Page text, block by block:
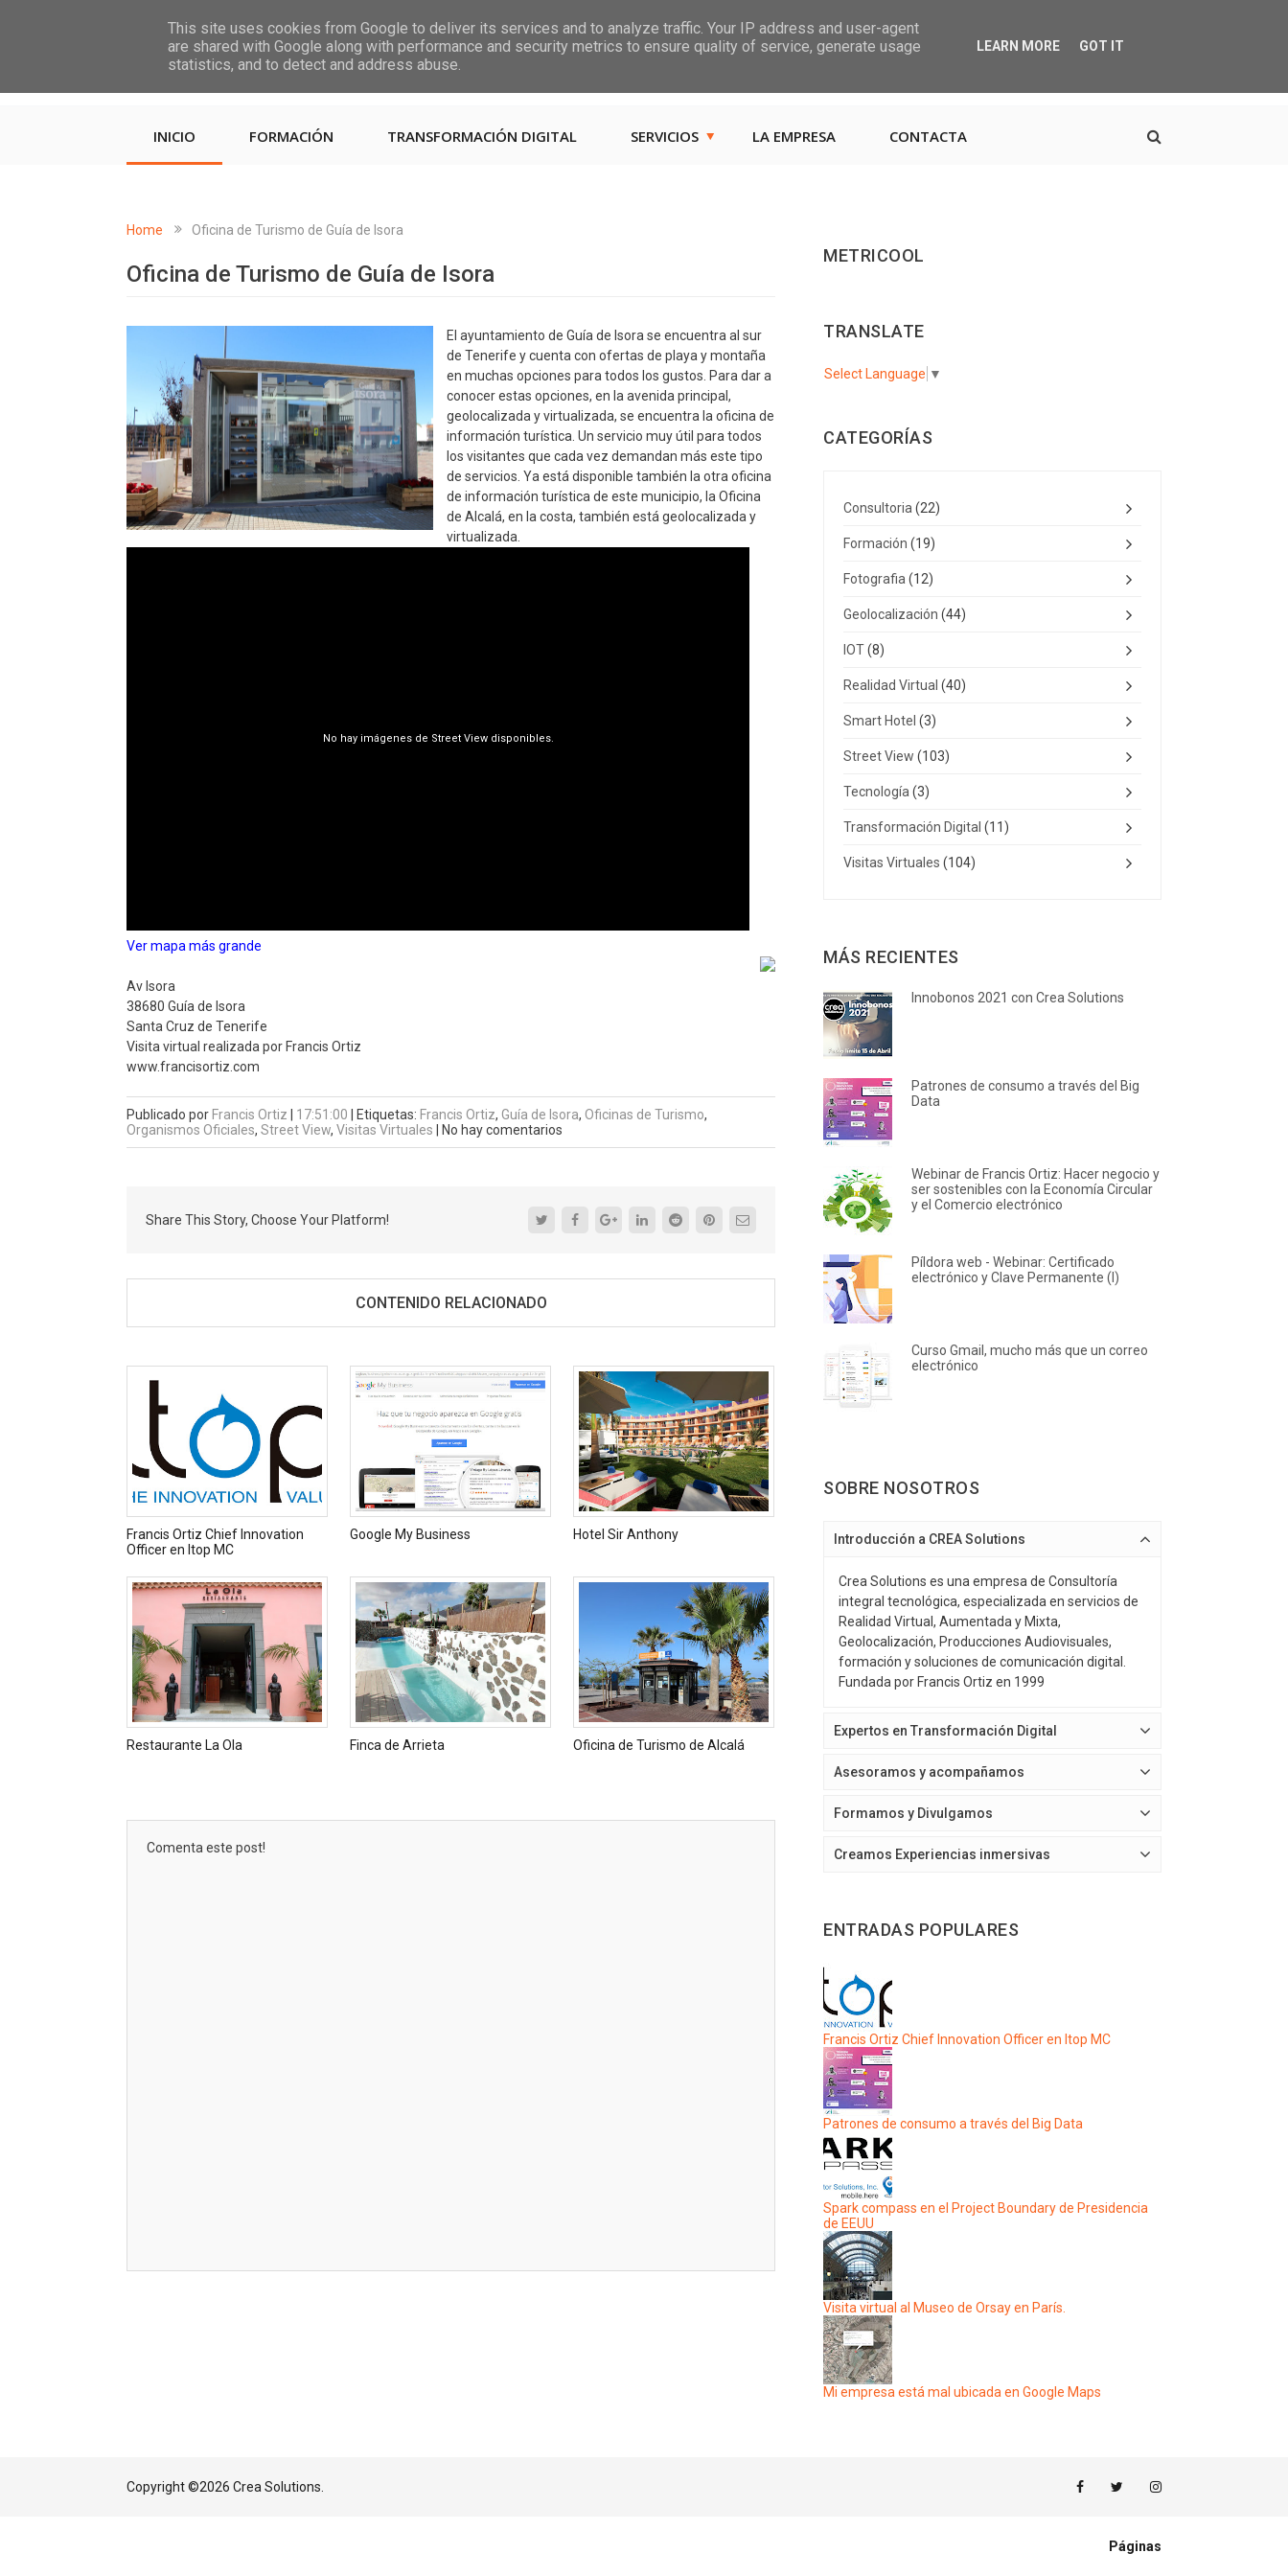
Las, Calle las Jarcias, 4, 38670 CDTCA, Tenerife +34.615.684.195
INICIO FORMACIÓN TRANSFORMACIÓN DIGITAL SERVICIOS LA EMPRESA CONTACTA
Home Oficina de Turismo de Guía de Isora
Oficina de Turismo de Guía de Isora
El ayuntamiento de Guía de Isora se encuentra al sur
de Tenerife y cuenta con ofertas de playa y montaña
en muchas opciones para todos los gustos. Para dar a
conocer estas opciones, en la avenida principal,
geolocalizada y virtualizada, se encuentra la oficina de
información turística. Un servicio muy útil para todos
los visitantes que cada vez demandan más este tipo
de servicios. Ya está disponible también la otra oficina
de información turística de este municipio, la Oficina
de Alcalá, en la costa, también está geolocalizada y
virtualizada.
Ver mapa más grande
Av Isora
38680 Guía de Isora
Santa Cruz de Tenerife
Visita virtual realizada por Francis Ortiz
www.francisortiz.com
Publicado por Francis Ortiz 17:51:00 Etiquetas: Francis Ortiz, Guía de Isora, Oficinas de Turismo,
Organismos Oficiales, Street View, Visitas Virtuales No hay comentarios
Share This Story, Choose Your Platform!
CONTENIDO RELACIONADO
Francis Ortiz Chief Innovation
Officer en Itop MC
Google My Business Hotel Sir Anthony
Restaurante La Ola Finca de Arrieta Oficina de Turismo de Alcalá
Comenta este post!
METRICOOL
TRANSLATE
Select Language ▼
CATEGORÍAS
Consultoria(22)
Formación (19)
Fotografia(12)
Geolocalización (44)
IOT(8)
Realidad Virtual (40)
Smart Hotel (3)
Street View (103)
Tecnología(3)
Transformación Digital (11)
Visitas Virtuales (104)
MÁS RECIENTES
Innobonos 2021 con Crea Solutions
Patrones de consumo a través del Big
Data
Webinar de Francis Ortiz: Hacer negocio y
ser sostenibles con la Economía Circular
y el Comercio electrónico
Píldora web - Webinar: Certificado
electrónico y Clave Permanente (I)
Curso Gmail, mucho más que un correo
electrónico
SOBRE NOSOTROS
Introducción a CREA Solutions
Crea Solutions es una empresa de Consultoría
integral tecnológica, especializada en servicios de
Realidad Virtual, Aumentada y Mixta,
Geolocalización, Producciones Audiovisuales,
formación y soluciones de comunicación digital.
Fundada por Francis Ortiz en 1999
Expertos en Transformación Digital
Asesoramos y acompañamos
Formamos y Divulgamos
Creamos Experiencias inmersivas
ENTRADAS POPULARES
Francis Ortiz Chief Innovation Officer en Itop MC
Patrones de consumo a través del Big Data
Spark compass en el Project Boundary de Presidencia
de EEUU
Visita virtual al Museo de Orsay en París.
Mi empresa está mal ubicada en Google Maps
Copyright ©2026 Crea Solutions.
Páginas
This site uses cookies from Google to deliver its services and to analyze traffic. Your IP address and user-agent
are shared with Google along with performance and security metrics to ensure quality of service, generate usage
statistics, and to detect and address abuse.
LEARN MORE GOT IT